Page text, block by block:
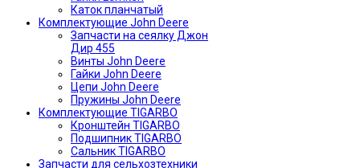
Каток планчатый
Комплектующие John Deere
Запчасти на сеялку Джон
Дир 455
Винты John Deere
Гайки John Deere
Цепи John Deere
Пружины John Deere
Комплектующие TIGARBO
Кронштейн TIGARBO
Подшипник TIGARBO
Сальник TIGARBO
Запчасти для сельхозтехники